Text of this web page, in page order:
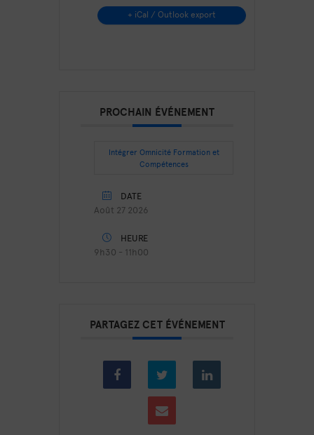
+ iCal / Outlook export
PROCHAIN ÉVÉNEMENT
Intégrer Omnicité Formation et
Compétences
DATE
Août 27 2026
HEURE
9h30 - 11h00
PARTAGEZ CET ÉVÉNEMENT